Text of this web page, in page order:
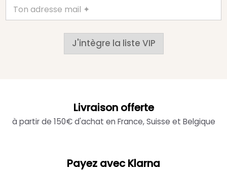
J'intègre la liste VIP
Livraison offerte
à partir de 150€ d'achat en France, Suisse et Belgique
Payez avec Klarna